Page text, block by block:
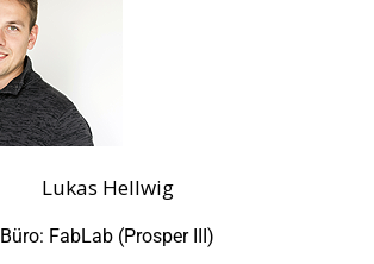
Lukas Hellwig
Büro: FabLab (Prosper III)